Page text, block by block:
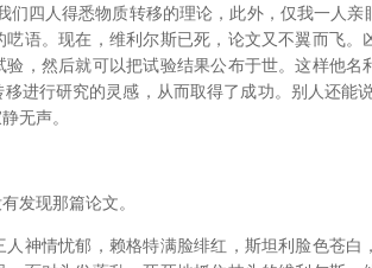
四人得悉物质转移的理论，此外，仅我一人亲
语。现在，维利尔斯已死，论文又不翼而飞。
，然后就可以把试验结果公布于世。这样他名
进行研究的灵感，从而取得了成功。别人还能
无声。
现那篇论文。
情忧郁，赖格特满脸绯红，斯坦利脸色苍白